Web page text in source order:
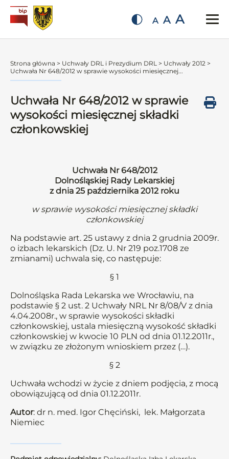
A A A
Strona główna > Uchwały DRL i Prezydium DRL > Uchwały 2012 >
Uchwała Nr 648/2012 w sprawie wysokości miesięcznej...
Uchwała Nr 648/2012 w sprawie
wysokości miesięcznej składki
członkowskiej
Uchwała Nr 648/2012
Dolnośląskiej Rady Lekarskiej
z dnia 25 października 2012 roku
w sprawie wysokości miesięcznej składki
członkowskiej
Na podstawie art. 25 ustawy z dnia 2 grudnia 2009r.
o izbach lekarskich (Dz. U. Nr 219 poz.1708 ze
zmianami) uchwala się, co następuje:
§ 1
Dolnośląska Rada Lekarska we Wrocławiu, na
podstawie § 2 ust. 2 Uchwały NRL Nr 8/08/V z dnia
4.04.2008r., w sprawie wysokości składki
członkowskiej, ustala miesięczną wysokość składki
członkowskiej w kwocie 10 PLN od dnia 01.12.2011r.,
w związku ze złożonym wnioskiem przez (…).
§ 2
Uchwała wchodzi w życie z dniem podjęcia, z mocą
obowiązującą od dnia 01.12.2011r.
Autor: dr n. med. Igor Chęciński, lek. Małgorzata
Niemiec